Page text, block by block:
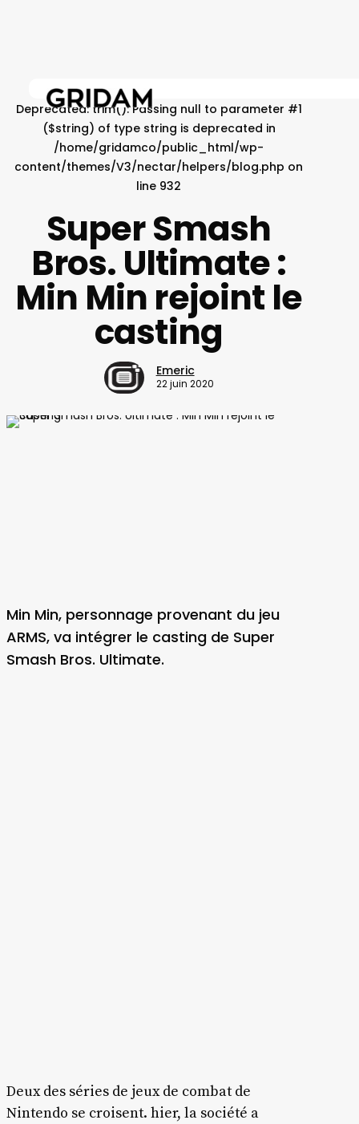
content
Deprecated: trim(): Passing null to parameter #1
($string) of type string is deprecated in
/home/gridamco/public_html/wp-
content/themes/V3/nectar/helpers/blog.php on
line 932
Super Smash
Bros. Ultimate :
Min Min rejoint le
casting
Emeric
22 juin 2020
Min Min, personnage provenant du jeu
ARMS, va intégrer le casting de Super
Smash Bros. Ultimate.
Deux des séries de jeux de combat de
Nintendo se croisent. hier, la société a